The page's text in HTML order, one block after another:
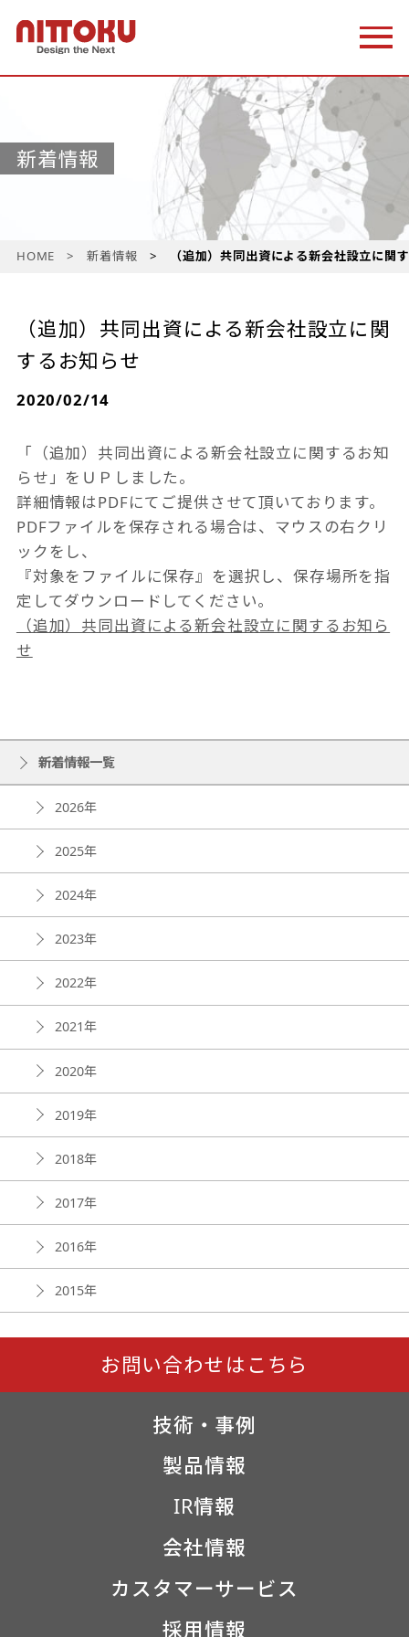
新着情報
HOME 新着情報 （追加）共同出資による新会社設立に関
（追加）共同出資による新会社設立に関
するお知らせ
2020/02/14
「（追加）共同出資による新会社設立に関するお知
らせ」をＵＰしました。
詳細情報はPDFにてご提供させて頂いております。
PDFファイルを保存される場合は、マウスの右クリ
ックをし、
『対象をファイルに保存』を選択し、保存場所を指
定してダウンロードしてください。
（追加）共同出資による新会社設立に関するお知ら
せ
新着情報一覧
2026年
2025年
2024年
2023年
2022年
2021年
2020年
2019年
2018年
2017年
2016年
2015年
お問い合わせはこちら
技術・事例
製品情報
IR情報
会社情報
カスタマーサービス
採用情報